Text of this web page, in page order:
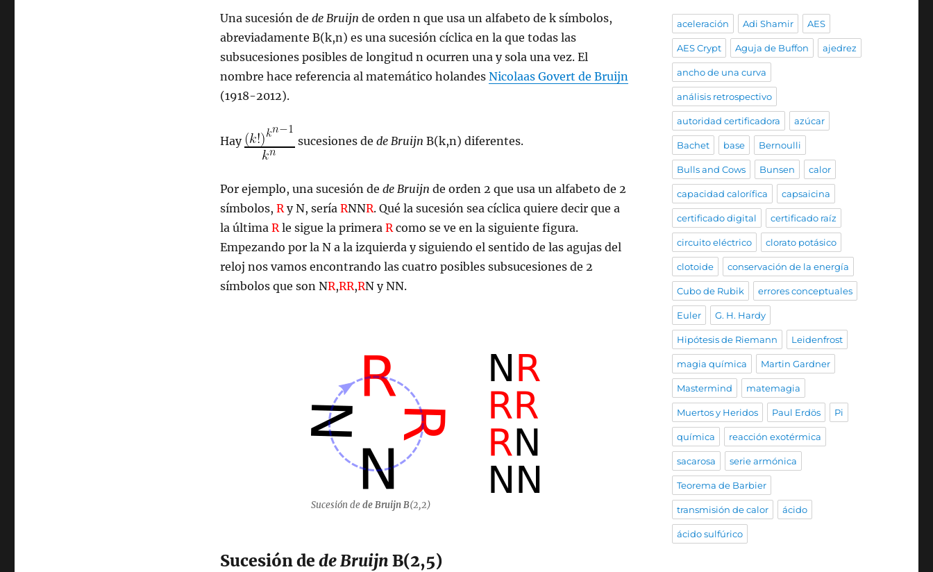
Una sucesión de de Bruijn de orden n que usa un alfabeto de k símbolos,
abreviadamente B(k,n) es una sucesión cíclica en la que todas las
subsucesiones posibles de longitud n ocurren una y sola una vez. El
nombre hace referencia al matemático holandes Nicolaas Govert de Bruijn
(1918-2012).
Hay sucesiones de de Bruijn B(k,n) diferentes.
Por ejemplo, una sucesión de de Bruijn de orden 2 que usa un alfabeto de 2
símbolos, Ry N, sería RNNR. Qué la sucesión sea cíclica quiere decir que a
la última Rle sigue la primera Rcomo se ve en la siguiente figura.
Empezando por la N a la izquierda y siguiendo el sentido de las agujas del
reloj nos vamos encontrando las cuatro posibles subsucesiones de 2
símbolos que son NR,RR,RN y NN.
Sucesión dede Bruijn B(2,2)
Sucesión de de Bruijn B(2,5)
aceleración Adi Shamir AES
AES Crypt Aguja de Buffon ajedrez
ancho de una curva
análisis retrospectivo
autoridad certificadora azúcar
Bachet base Bernoulli
Bulls and Cows Bunsen calor
capacidad calorífica capsaicina
certificado digital certificado raíz
circuito eléctrico clorato potásico
clotoide conservación de la energía
Cubo de Rubik errores conceptuales
Euler G. H. Hardy
Hipótesis de Riemann Leidenfrost
magia química Martin Gardner
Mastermind matemagia
Muertos y Heridos Paul Erdös Pi
química reacción exotérmica
sacarosa serie armónica
Teorema de Barbier
transmisión de calor ácido
ácido sulfúrico